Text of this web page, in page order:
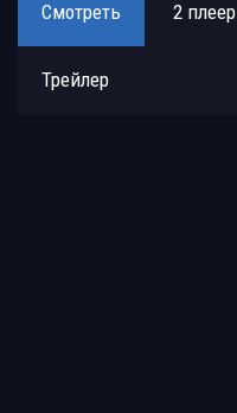
Смотреть 2 плеер
Трейлер